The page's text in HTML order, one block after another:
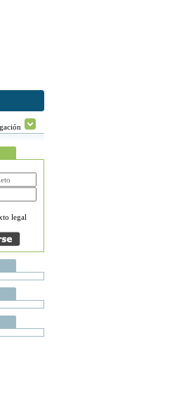
legal